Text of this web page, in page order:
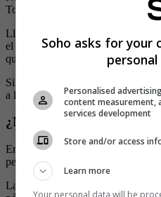
Tour.
Llegó el punto que se rumoró que
el colombiano tuvo que salir a
que iba a continuar su carrera.
Sin embargo, han pasado cinco
a la espera de firmar contrato con
¿Nairo no aceptó una
En esta semana se conoció que
pero el colombiano decidió no
La información la dio a conocer
Soho asks for your
Personalised
content measurement,
services development
Store and/or access
Learn more
Your personal data will be